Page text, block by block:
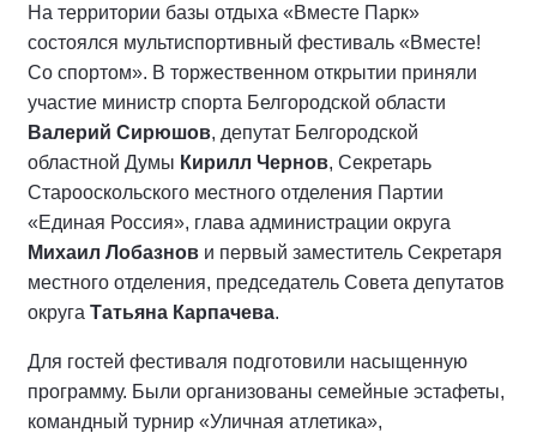
На территории базы отдыха «Вместе Парк»
состоялся мультиспортивный фестиваль «Вместе!
Со спортом». В торжественном открытии приняли
участие министр спорта Белгородской области
Валерий Сирюшов, депутат Белгородской
областной Думы Кирилл Чернов, Секретарь
Старооскольского местного отделения Партии
«Единая Россия», глава администрации округа
Михаил Лобазнов и первый заместитель Секретаря
местного отделения, председатель Совета депутатов
округа Татьяна Карпачева.
Для гостей фестиваля подготовили насыщенную
программу. Были организованы семейные эстафеты,
командный турнир «Уличная атлетика»,